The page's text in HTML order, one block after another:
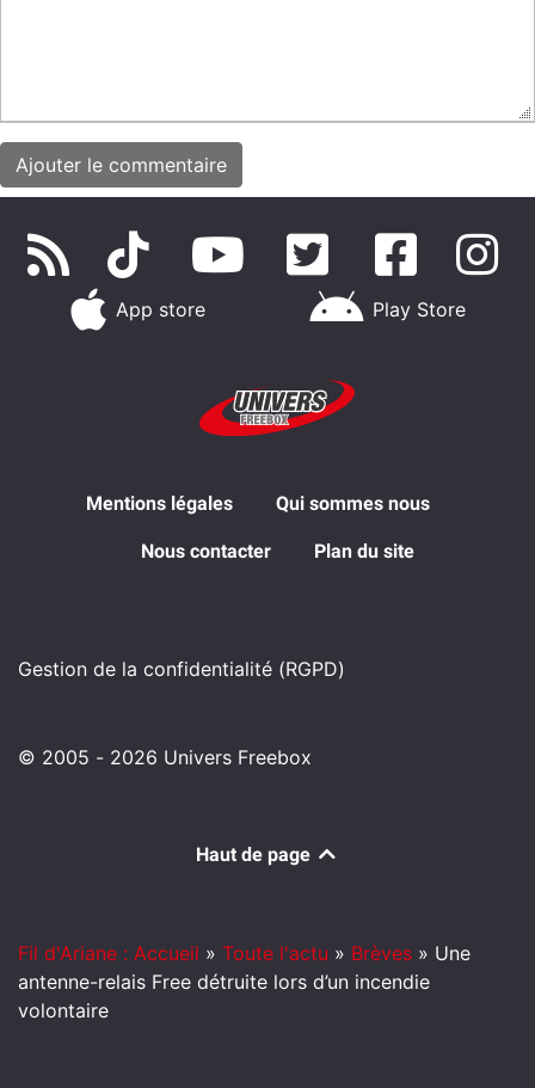
App store Play Store
Mentions légales Qui sommes nous
Nous contacter Plan du site
Gestion de la confidentialité (RGPD)
© 2005 - 2026 Univers Freebox
Haut de page
Fil d'Ariane : Accueil » Toute l'actu » Brèves » Une
antenne-relais Free détruite lors d’un incendie
volontaire